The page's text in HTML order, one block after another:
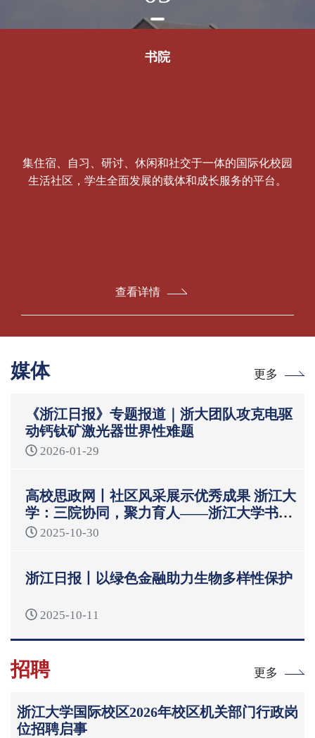
书院
集住宿、自习、研讨、休闲和社交于一体的国际化校园
生活社区，学生全面发展的载体和成长服务的平台。
查看详情
媒体 更多
《浙江日报》专题报道｜浙大团队攻克电驱
动钙钛矿激光器世界性难题
2026-01-29
高校思政网丨社区风采展示优秀成果 浙江大
学：三院协同，聚力育人——浙江大学书院
制“一站式”学生社区育人模式
2025-10-30
浙江日报丨以绿色金融助力生物多样性保护
2025-10-11
招聘 更多
浙江大学国际校区2026年校区机关部门行政岗
位招聘启事